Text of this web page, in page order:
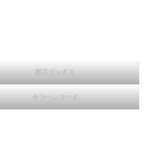
楽天ブックス
タワーレコード